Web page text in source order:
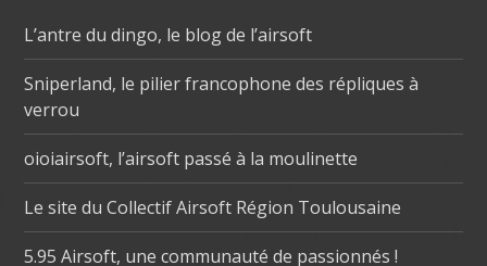
subsidiaire
L’antre du dingo, le blog de l’airsoft
Sniperland, le pilier francophone des répliques à
verrou
oioiairsoft, l’airsoft passé à la moulinette
Le site du Collectif Airsoft Région Toulousaine
5.95 Airsoft, une communauté de passionnés !